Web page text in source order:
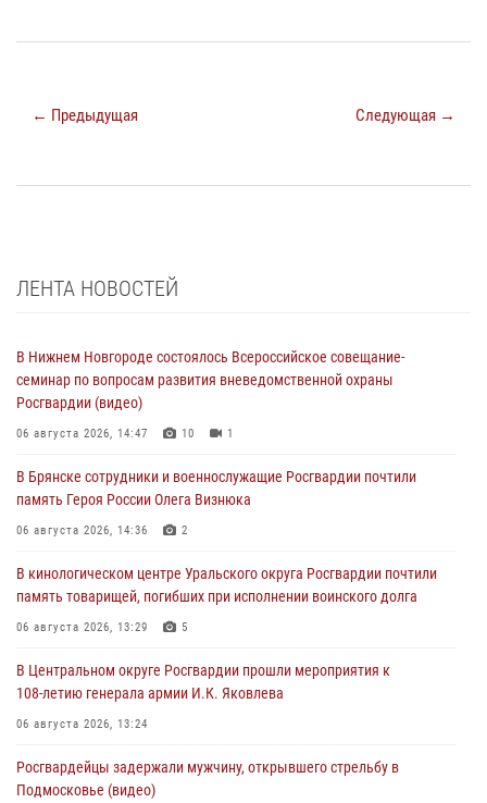
← Предыдущая Следующая →
ЛЕНТА НОВОСТЕЙ
В Нижнем Новгороде состоялось Всероссийское совещание-
семинар по вопросам развития вневедомственной охраны
Росгвардии (видео)
06 августа 2026, 14:47 10 1
В Брянске сотрудники и военнослужащие Росгвардии почтили
память Героя России Олега Визнюка
06 августа 2026, 14:36 2
В кинологическом центре Уральского округа Росгвардии почтили
память товарищей, погибших при исполнении воинского долга
06 августа 2026, 13:29 5
В Центральном округе Росгвардии прошли мероприятия к
108‑летию генерала армии И.К. Яковлева
06 августа 2026, 13:24
Росгвардейцы задержали мужчину, открывшего стрельбу в
Подмосковье (видео)